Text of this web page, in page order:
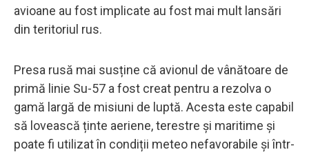
avioane au fost implicate au fost mai mult lansări
din teritoriul rus.
Presa rusă mai susține că avionul de vânătoare de
primă linie Su-57 a fost creat pentru a rezolva o
gamă largă de misiuni de luptă. Acesta este capabil
să lovească ținte aeriene, terestre și maritime și
poate fi utilizat în condiții meteo nefavorabile și într-